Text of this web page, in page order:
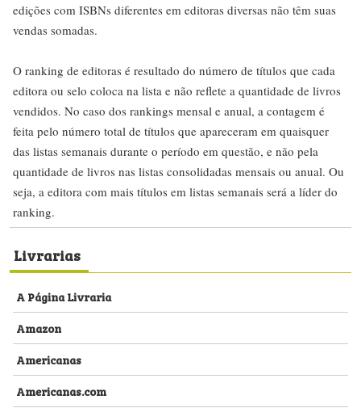
edições com ISBNs diferentes em editoras diversas não têm suas
vendas somadas.
O ranking de editoras é resultado do número de títulos que cada
editora ou selo coloca na lista e não reflete a quantidade de livros
vendidos. No caso dos rankings mensal e anual, a contagem é
feita pelo número total de títulos que apareceram em quaisquer
das listas semanais durante o período em questão, e não pela
quantidade de livros nas listas consolidadas mensais ou anual. Ou
seja, a editora com mais títulos em listas semanais será a líder do
ranking.
Livrarias
A Página Livraria
Amazon
Americanas
Americanas.com